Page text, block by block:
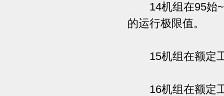
14机组在95始
的运行极限值。
15机组在额定工
16机组在额定工